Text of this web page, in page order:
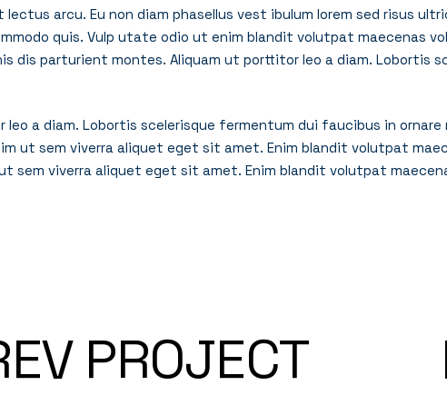
arcu. Eu non diam phasellus vest ibulum lorem sed risus
quis. Vulp utate odio ut enim blandit volutpat maecenas
dis parturient montes. Aliquam ut porttitor leo a diam. Lobortis
a diam. Lobortis scelerisque fermentum dui faucibus in ornare
ut sem viverra aliquet eget sit amet. Enim blandit volutpat
ut sem viverra aliquet eget sit amet. Enim blandit volutpat
PROJECT